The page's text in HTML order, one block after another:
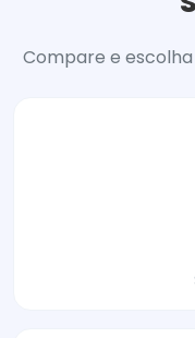
Compare e